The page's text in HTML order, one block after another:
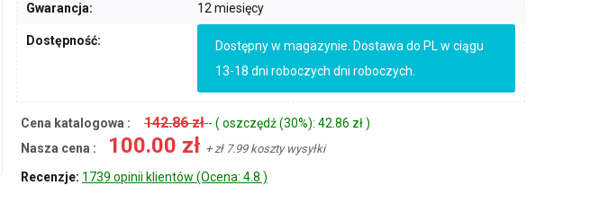
Gwarancja: 12 miesięcy
Dostępność:
Dostępny w magazynie. Dostawa do PL w ciągu
13-18 dni roboczych dni roboczych.
Cena katalogowa : 142.86 zł- ( oszczędź (30%): 42.86 zł )
Nasza cena :
100.00 zł + zł 7.99 koszty wysyłki
Recenzje: 1739 opinii klientów (Ocena: 4.8 )